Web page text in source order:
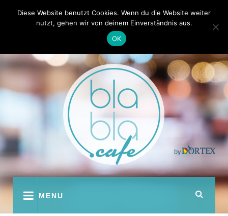
Kontakt Autoren
youtubefacebook
instagram
twitterpinterest
MENU
Diese Website benutzt Cookies. Wenn du die Website weiter
nutzt, gehen wir von deinem Einverständnis aus.
OK